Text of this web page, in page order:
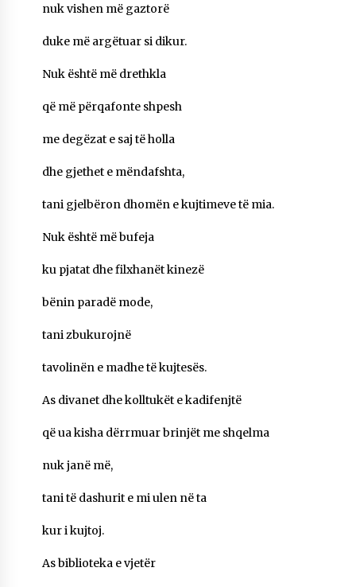
28/01/2026
Mbi kockat e martirëve ngrihet Atdheu
17/10/2025
14/10/2025
Faksimilet e një 83 vjetori lufte: Çfarë shkruan
Selami.
RINDËRTIMIN E VENDIT – NGA ÇIZE XHAFERAJ
KALLARATIN SI MËSUES I MATEMATIKËS, POR
EDHE SI NJË BANOR I PËRKOHSHËM I TIJ”
12/09/2025
Gazeta Kallarati nr. 114
nuk vishen më gaztorë
duke më argëtuar si dikur.
Nuk është më drethkla
që më përqafonte shpesh
me degëzat e saj të holla
dhe gjethet e mëndafshta,
tani gjelbëron dhomën e kujtimeve të mia.
Nuk është më bufeja
ku pjatat dhe filxhanët kinezë
bënin paradë mode,
tani zbukurojnë
tavolinën e madhe të kujtesës.
As divanet dhe kolltukët e kadifenjtë
që ua kisha dërrmuar brinjët me shqelma
nuk janë më,
tani të dashurit e mi ulen në ta
kur i kujtoj.
As biblioteka e vjetër